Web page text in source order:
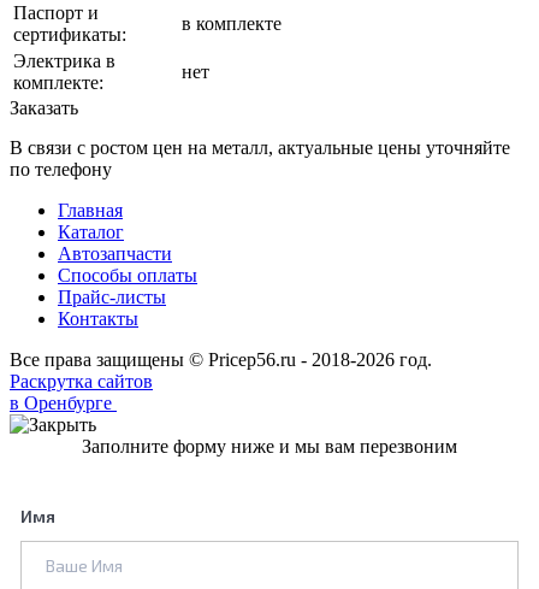
Паспорт и
сертификаты:
в комплекте
Электрика в
комплекте:
нет
Заказать
В связи с ростом цен на металл, актуальные цены уточняйте
по телефону
Главная
Каталог
Автозапчасти
Способы оплаты
Прайс-листы
Контакты
Все права защищены © Pricep56.ru - 2018-2026 год.
Раскрутка сайтов
в Оренбурге
Заполните форму ниже и мы вам перезвоним
Имя